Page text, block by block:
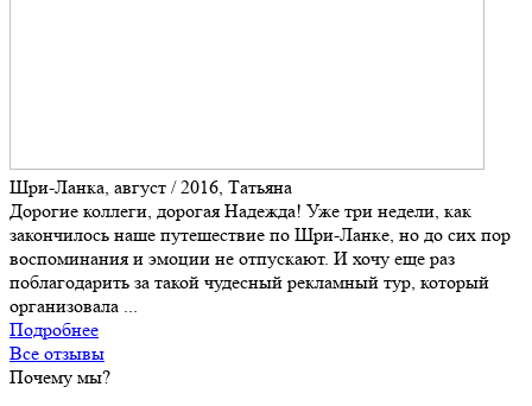
Шри-Ланка, август / 2016, Татьяна
Дорогие коллеги, дорогая Надежда! Уже три недели, как
закончилось наше путешествие по Шри-Ланке, но до сих пор
воспоминания и эмоции не отпускают. И хочу еще раз
поблагодарить за такой чудесный рекламный тур, который
организовала ...
Подробнее
Все отзывы
Почему мы?